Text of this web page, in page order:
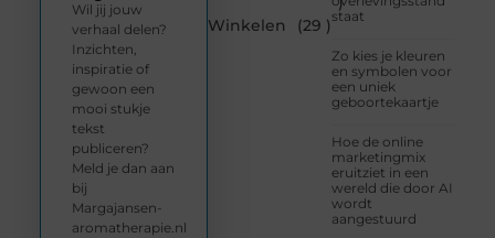
Winkelen
(29 ) staat
Zo kies je kleuren
en symbolen voor
een uniek
geboortekaartje
Hoe de online
marketingmix
eruitziet in een
wereld die door AI
wordt
aangestuurd
Wil jij jouw
verhaal delen?
Inzichten,
inspiratie of
gewoon een
mooi stukje
tekst
publiceren?
Meld je dan aan
bij
Margajansen-
aromatherapie.nl